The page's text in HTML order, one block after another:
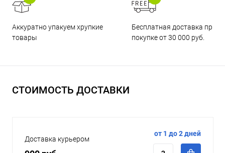
Аккуратно упакуем хрупкие
товары
Бесплатная доставка при
покупке от 30 000 руб.
СТОИМОСТЬ ДОСТАВКИ
Доставка курьером
от 1 до 2 дней